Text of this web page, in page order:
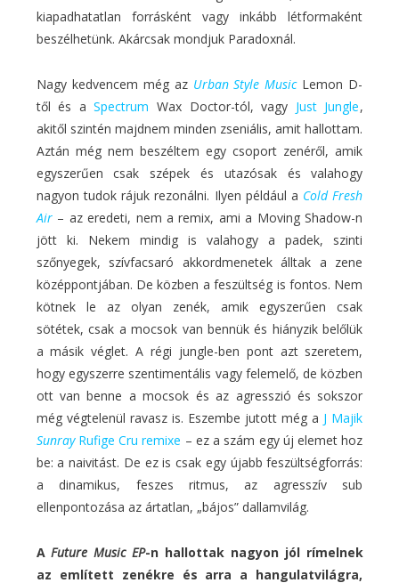
kiapadhatatlan forrásként vagy inkább létformaként
beszélhetünk. Akárcsak mondjuk Paradoxnál.
Nagy kedvencem még az Urban Style MusicLemon D-
től és aSpectrum Wax Doctor-tól, vagy Just Jungle,
akitől szintén majdnem minden zseniális, amit hallottam.
Aztán még nem beszéltem egy csoport zenéről, amik
egyszerűen csak szépek és utazósak és valahogy
nagyon tudok rájuk rezonálni. Ilyen például a Cold Fresh
Air– az eredeti, nem a remix, ami a Moving Shadow-n
jött ki. Nekem mindig is valahogy a padek, szinti
szőnyegek, szívfacsaró akkordmenetek álltak a zene
középpontjában. De közben a feszültség is fontos. Nem
kötnek le az olyan zenék, amik egyszerűen csak
sötétek, csak a mocsok van bennük és hiányzik belőlük
a másik véglet. A régi jungle-ben pont azt szeretem,
hogy egyszerre szentimentális vagy felemelő, de közben
ott van benne a mocsok és az agresszió és sokszor
még végtelenül ravasz is. Eszembe jutott még a J Majik
SunrayRufige Cru remixe – ez a szám egy új elemet hoz
be: a naivitást. De ez is csak egy újabb feszültségforrás:
a dinamikus, feszes ritmus, az agresszív sub
ellenpontozása az ártatlan, „bájos” dallamvilág.
AFuture Music EP-n hallottak nagyon jól rímelnek
az említett zenékre és arra a hangulatvilágra,